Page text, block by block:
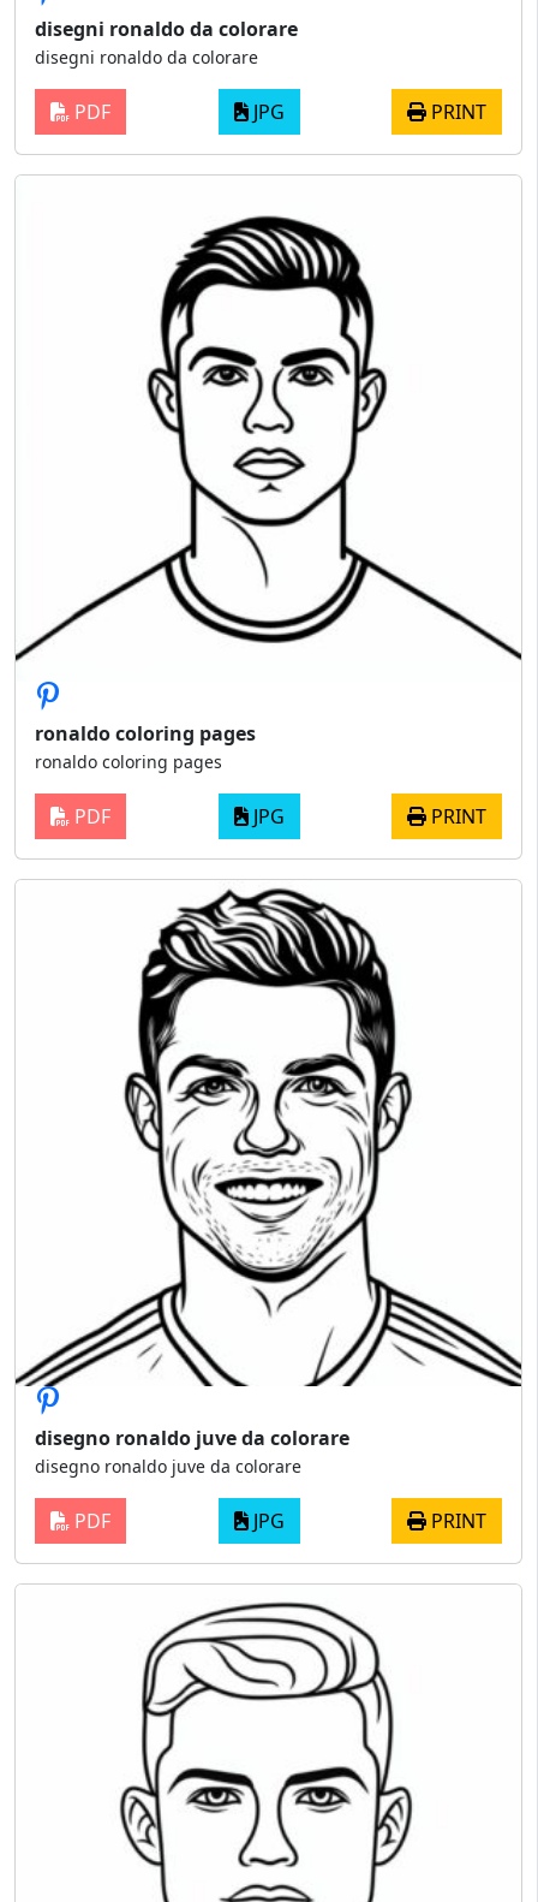
disegni ronaldo da colorare
disegni ronaldo da colorare
PDF JPG PRINT
ronaldo coloring pages
ronaldo coloring pages
PDF JPG PRINT
disegno ronaldo juve da colorare
disegno ronaldo juve da colorare
PDF JPG PRINT